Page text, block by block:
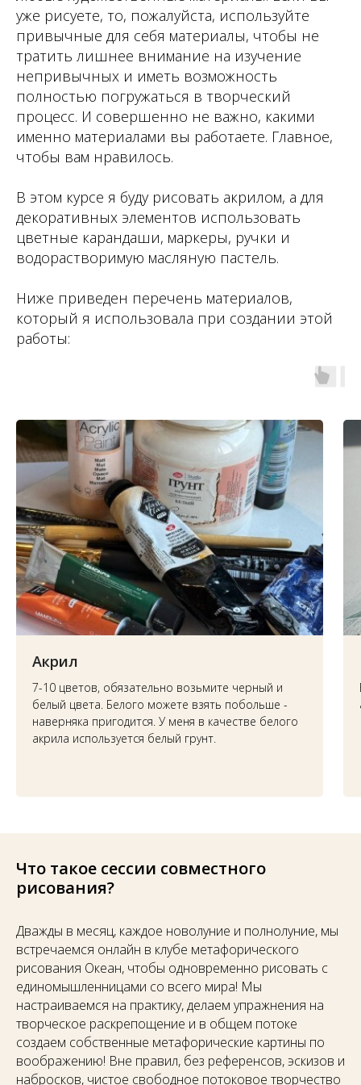
уже рисуете, то, пожалуйста, используйте
привычные для себя материалы, чтобы не
тратить лишнее внимание на изучение
непривычных и иметь возможность
полностью погружаться в творческий
процесс. И совершенно не важно, какими
именно материалами вы работаете. Главное,
чтобы вам нравилось.
В этом курсе я буду рисовать акрилом, а для
декоративных элементов использовать
цветные карандаши, маркеры, ручки и
водорастворимую масляную пастель.
Ниже приведен перечень материалов,
который я использовала при создании этой
работы:
Акрил
7-10 цветов, обязательно возьмите черный и
белый цвета. Белого можете взять побольше -
наверняка пригодится. У меня в качестве белого
акрила используется белый грунт.
Что такое сессии совместного
рисования?
Дважды в месяц, каждое новолуние и полнолуние, мы
встречаемся онлайн в клубе метафорического
рисования Океан, чтобы одновременно рисовать с
единомышленницами со всего мира! Мы
настраиваемся на практику, делаем упражнения на
творческое раскрепощение и в общем потоке
создаем собственные метафорические картины по
воображению! Вне правил, без референсов, эскизов и
набросков, чистое свободное потоковое творчество